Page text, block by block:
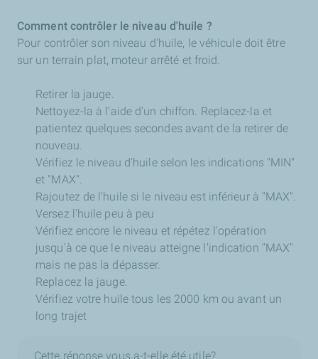
Comment contrôler le niveau d'huile ?
Pour contrôler son niveau d'huile, le véhicule doit être
sur un terrain plat, moteur arrêté et froid.
Retirer la jauge.
Nettoyez-la à l'aide d'un chiffon. Replacez-la et
patientez quelques secondes avant de la retirer de
nouveau.
Vérifiez le niveau d'huile selon les indications "MIN"
et "MAX".
Rajoutez de l'huile si le niveau est inférieur à "MAX".
Versez l'huile peu à peu
Vérifiez encore le niveau et répétez l'opération
jusqu'à ce que le niveau atteigne l'indication "MAX"
mais ne pas la dépasser.
Replacez la jauge.
Vérifiez votre huile tous les 2000 km ou avant un
long trajet
Cette réponse vous a-t-elle été utile?